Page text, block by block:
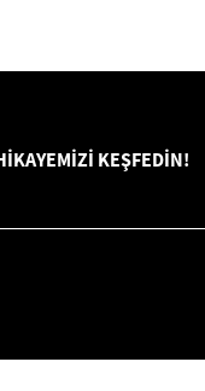
KEŞFEDIN!